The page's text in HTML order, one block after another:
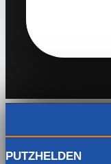
PUTZHELDEN